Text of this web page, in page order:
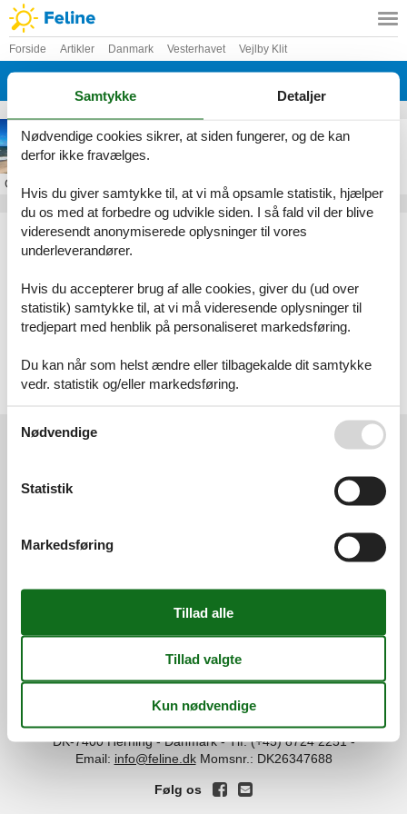
Forside Artikler Danmark Vesterhavet Vejlby Klit
Ferring
Sommerhus i Ferring
Om
Artikeltyper
Alle
Geografier
Alle
Vesterhavet
Vejlby Klit
Din tryghed
©Feline Holidays-Feline Holidays A/S-Nygade 8B, 2.th -
DK-7400 Herning-Danmark -Tlf: (+45) 8724 2251-
Email: info@feline.dk Momsnr.: DK26347688
Følg os
Samtykke Detaljer
Nødvendige cookies sikrer, at siden fungerer, og de kan
derfor ikke fravælges.
Hvis du giver samtykke til, at vi må opsamle statistik, hjælper
du os med at forbedre og udvikle siden. I så fald vil der blive
videresendt anonymiserede oplysninger til vores
underleverandører.
Hvis du accepterer brug af alle cookies, giver du (ud over
statistik) samtykke til, at vi må videresende oplysninger til
tredjepart med henblik på personaliseret markedsføring.
Du kan når som helst ændre eller tilbagekalde dit samtykke
vedr. statistik og/eller markedsføring.
Nødvendige
Statistik
Markedsføring